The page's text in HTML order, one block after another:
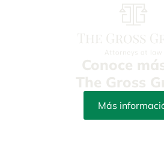
Conoce
The Gross
Más